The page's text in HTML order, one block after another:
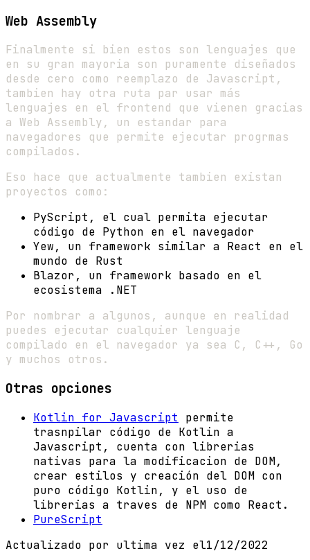
Web Assembly
Finalmente si bien estos son lenguajes que
en su gran mayoria son puramente diseñados
desde cero como reemplazo de Javascript,
tambien hay otra ruta par usar más
lenguajes en el frontend que vienen gracias
a Web Assembly, un estandar para
navegadores que permite ejecutar progrmas
compilados.
Eso hace que actualmente tambien existan
proyectos como:
PyScript, el cual permita ejecutar
código de Python en el navegador
Yew, un framework similar a React en el
mundo de Rust
Blazor, un framework basado en el
ecosistema .NET
Por nombrar a algunos, aunque en realidad
puedes ejecutar cualquier lenguaje
compilado en el navegador ya sea C, C++, Go
y muchos otros.
Otras opciones
Kotlin for Javascript permite
trasnpilar código de Kotlin a
Javascript, cuenta con librerias
nativas para la modificacion de DOM,
crear estilos y creación del DOM con
puro código Kotlin, y el uso de
librerias a traves de NPM como React.
PureScript
Actualizado por ultima vez el1/12/2022